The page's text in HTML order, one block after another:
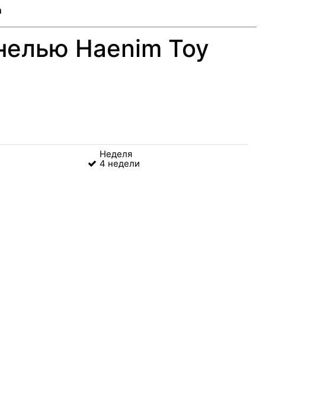
Haenim Toy
Неделя
4 недели